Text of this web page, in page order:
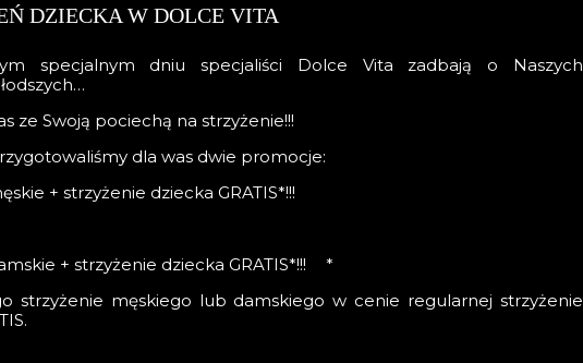
DZIECKA W DOLCE VITA
specjalnym dniu specjaliści Dolce Vita zadbają o Naszych
ze Swoją pociechą na strzyżenie!!!
dla was dwie promocje:
+ strzyżenie dziecka GRATIS*!!!
+ strzyżenie dziecka GRATIS*!!! *
strzyżenie męskiego lub damskiego w cenie regularnej strzyżenie